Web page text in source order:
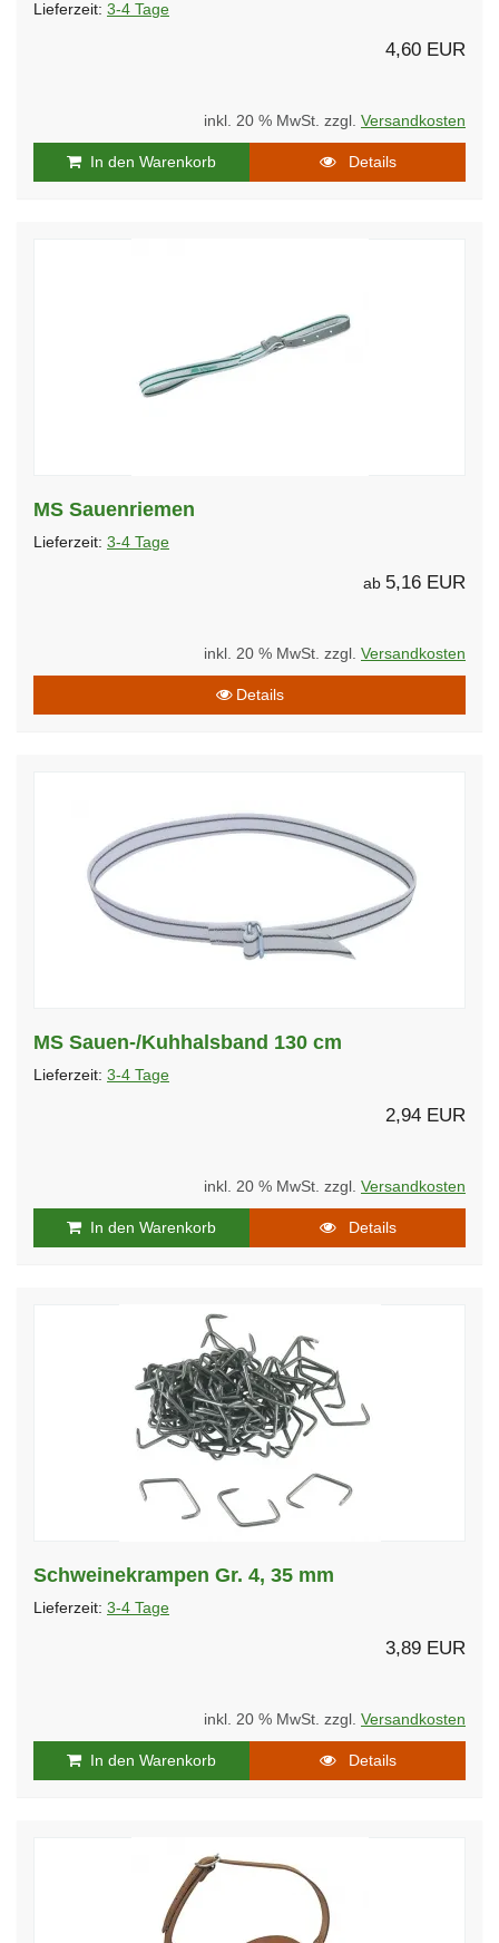
Lieferzeit: 3-4 Tage
4,60 EUR
inkl. 20 % MwSt. zzgl. Versandkosten
In den Warenkorb Details
MS Sauenriemen
Lieferzeit: 3-4 Tage
ab 5,16 EUR
inkl. 20 % MwSt. zzgl. Versandkosten
Details
MS Sauen-/Kuhhalsband 130 cm
Lieferzeit: 3-4 Tage
2,94 EUR
inkl. 20 % MwSt. zzgl. Versandkosten
In den Warenkorb Details
Schweinekrampen Gr. 4, 35 mm
Lieferzeit: 3-4 Tage
3,89 EUR
inkl. 20 % MwSt. zzgl. Versandkosten
In den Warenkorb Details